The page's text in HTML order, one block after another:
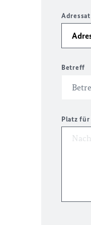
Betreff
Platz für